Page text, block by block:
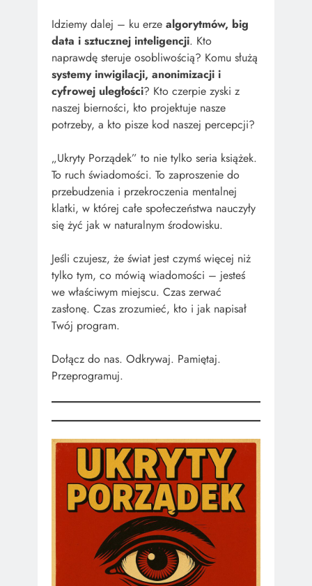
Idziemy dalej – ku erze algorytmów, big
data i sztucznej inteligencji. Kto
naprawdę steruje osobliwością? Komu służą
systemy inwigilacji, anonimizacji i
cyfrowej uległości? Kto czerpie zyski z
naszej bierności, kto projektuje nasze
potrzeby, a kto pisze kod naszej percepcji?
„Ukryty Porządek” to nie tylko seria książek.
To ruch świadomości. To zaproszenie do
przebudzenia i przekroczenia mentalnej
klatki, w której całe społeczeństwa nauczyły
się żyć jak w naturalnym środowisku.
Jeśli czujesz, że świat jest czymś więcej niż
tylko tym, co mówią wiadomości – jesteś
we właściwym miejscu. Czas zerwać
zasłonę. Czas zrozumieć, kto i jak napisał
Twój program.
Dołącz do nas. Odkrywaj. Pamiętaj.
Przeprogramuj.